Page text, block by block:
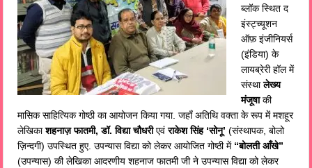
ब्लॉक स्थित द
इंस्ट्च्यूशन
ऑफ़ इंजीनियर्स
(इंडिया) के
लायब्रेरी हॉल में
संस्थालेख्य
मंजूषाकी
मासिक साहित्यिक गोष्ठी का आयोजन किया गया. जहाँ अतिथि वक्ता के रूप में मशहूर
लेखिकाशहनाज़ फातमी, डॉ. विद्या चौधरीएवंराकेश सिंह ‘सोनू’ (संस्थापक, बोलो
ज़िन्दगी) उपस्थित हुए. उपन्यास विद्या को लेकर आयोजित गोष्ठी में “बोलती आँखे”
(उपन्यास) की लेखिका आदरणीय शहनाज फातमी जी ने उपन्यास विद्या को लेकर